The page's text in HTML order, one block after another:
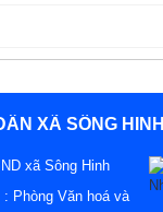
XÃ SÔNG HINH
xã Sông Hinh
Phòng Văn hoá và